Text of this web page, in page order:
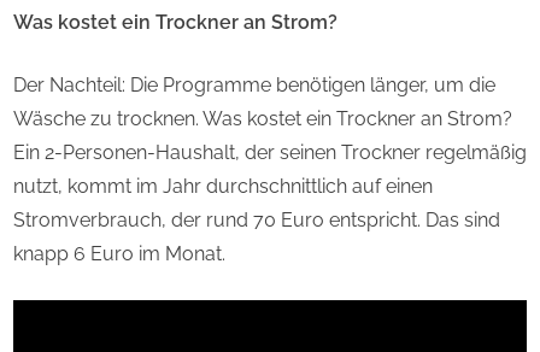
Was kostet ein Trockner an Strom?
Der Nachteil: Die Programme benötigen länger, um die
Wäsche zu trocknen. Was kostet ein Trockner an Strom?
Ein 2-Personen-Haushalt, der seinen Trockner regelmäßig
nutzt, kommt im Jahr durchschnittlich auf einen
Stromverbrauch, der rund 70 Euro entspricht. Das sind
knapp 6 Euro im Monat.